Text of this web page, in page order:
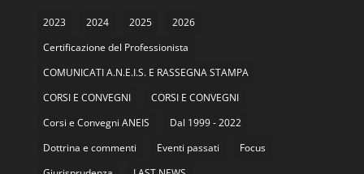
2023 2024 2025
2026
Certificazione del Professionista
COMUNICATI A.N.E.I.S. E RASSEGNA STAMPA
CORSI E CONVEGNI
CORSI E CONVEGNI
Corsi e Convegni ANEIS
Dal 1999 - 2022
Dottrina e commenti
Eventi passati
Focus